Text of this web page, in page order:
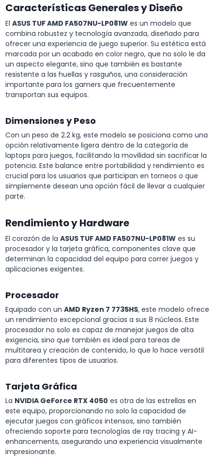
Características Generales y Diseño
El ASUS TUF AMD FA507NU-LP081W es un modelo que
combina robustez y tecnología avanzada, diseñado para
ofrecer una experiencia de juego superior. Su estética está
marcada por un acabado en color negro, que no solo le da
un aspecto elegante, sino que también es bastante
resistente a las huellas y rasguños, una consideración
importante para los gamers que frecuentemente
transportan sus equipos.
Dimensiones y Peso
Con un peso de 2.2 kg, este modelo se posiciona como una
opción relativamente ligera dentro de la categoría de
laptops para juegos, facilitando la movilidad sin sacrificar la
potencia. Este balance entre portabilidad y rendimiento es
crucial para los usuarios que participan en torneos o que
simplemente desean una opción fácil de llevar a cualquier
parte.
Rendimiento y Hardware
El corazón de la ASUS TUF AMD FA507NU-LP081W es su
procesador y la tarjeta gráfica, componentes clave que
determinan la capacidad del equipo para correr juegos y
aplicaciones exigentes.
Procesador
Equipado con un AMD Ryzen 7 7735HS, este modelo ofrece
un rendimiento excepcional gracias a sus 8 núcleos. Este
procesador no solo es capaz de manejar juegos de alta
exigencia, sino que también es ideal para tareas de
multitarea y creación de contenido, lo que lo hace versátil
para diferentes tipos de usuarios.
Tarjeta Gráfica
La NVIDIA GeForce RTX 4050 es otra de las estrellas en
este equipo, proporcionando no solo la capacidad de
ejecutar juegos con gráficos intensos, sino también
ofreciendo soporte para tecnologías de ray tracing y AI-
enhancements, asegurando una experiencia visualmente
impresionante.